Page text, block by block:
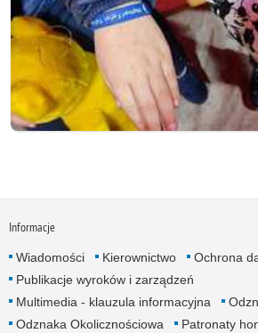
Informacje
Wiadomości Kierownictwo
Ochrona
Publikacje wyroków i zarządzeń
Multimedia - klauzula informacyjna
Odznaka Okolicznościowa
Patronaty